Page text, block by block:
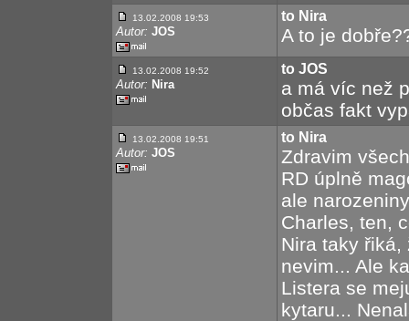
13.02.2008 19:53
Autor: JOS
to Nira
A to je
13.02.2008 19:52
Autor: Nira
to JOS
a má víc než
občas fakt
13.02.2008 19:51
Autor: JOS
to Nira
Zdravim
RD úplně
ale
Charles, ten,
Nira taky řiká,
nevim... Ale
Listera se
kytaru...